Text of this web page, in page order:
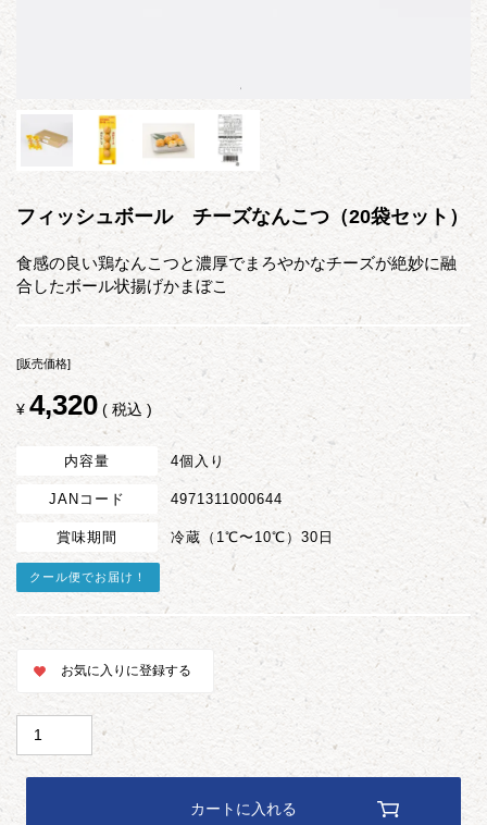
フィッシュボール チーズなんこつ（20袋セット）
食感の良い鶏なんこつと濃厚でまろやかなチーズが絶妙に融
合したボール状揚げかまぼこ
[販売価格]
¥ 4,320 税込
内容量 4個入り
JANコード 4971311000644
賞味期間 冷蔵（1℃〜10℃）30日
クール便でお届け！
お気に入りに登録する
カートに入れる